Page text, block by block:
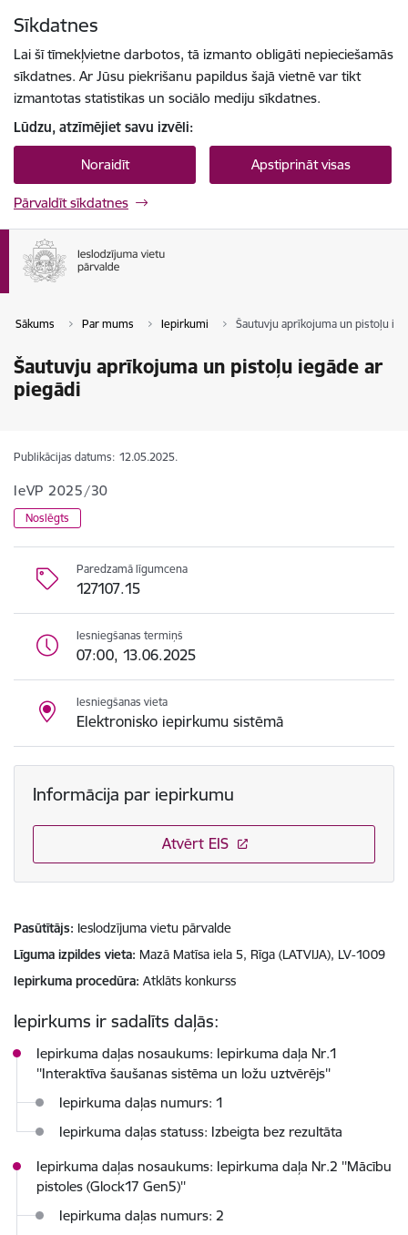
Sīkdatnes
Lai šī tīmekļvietne darbotos, tā izmanto obligāti nepieciešamās
sīkdatnes. Ar Jūsu piekrišanu papildus šajā vietnē var tikt
izmantotas statistikas un sociālo mediju sīkdatnes.
Lūdzu, atzīmējiet savu izvēli:
Noraidīt Apstiprināt visas
Pārvaldīt sīkdatnes
Sākums Par mums Iepirkumi Šautuvju aprīkojuma un pistoļu
Šautuvju aprīkojuma un pistoļu iegāde ar
piegādi
Publikācijas datums: 12.05.2025.
IeVP 2025/30
Noslēgts
Paredzamā līgumcena
127107.15
Iesniegšanas termiņš
07:00, 13.06.2025
Iesniegšanas vieta
Elektronisko iepirkumu sistēmā
Informācija par iepirkumu
Atvērt EIS
Pasūtītājs Ieslodzījuma vietu pārvalde
Līguma izpildes vieta Mazā Matīsa iela 5, Rīga (LATVIJA), LV-1009
Iepirkuma procedūra Atklāts konkurss
Iepirkums ir sadalīts daļās:
Iepirkuma daļas nosaukums: Iepirkuma daļa Nr.1
''Interaktīva šaušanas sistēma un ložu uztvērējs''
Iepirkuma daļas numurs: 1
Iepirkuma daļas statuss: Izbeigta bez rezultāta
Iepirkuma daļas nosaukums: Iepirkuma daļa Nr.2 ''Mācību
pistoles (Glock17 Gen5)''
Iepirkuma daļas numurs: 2